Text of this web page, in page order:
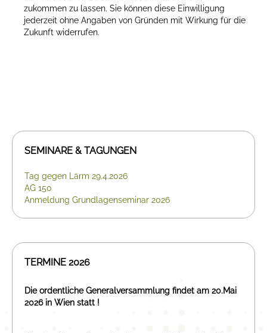
zukommen zu lassen. Sie können diese Einwilligung
jederzeit ohne Angaben von Gründen mit Wirkung für die
Zukunft widerrufen.
SEMINARE & TAGUNGEN
Tag gegen Lärm 29.4.2026
AG 150
Anmeldung Grundlagenseminar 2026
TERMINE 2026
Die ordentliche Generalversammlung findet am 20.Mai
2026 in Wien statt !